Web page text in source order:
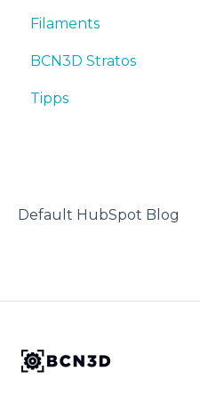
Manuals & Downloads
First steps
Maintenance
Filaments
Tipps
TPU
BCN3D Stratos
Tipps
Default HubSpot Blog